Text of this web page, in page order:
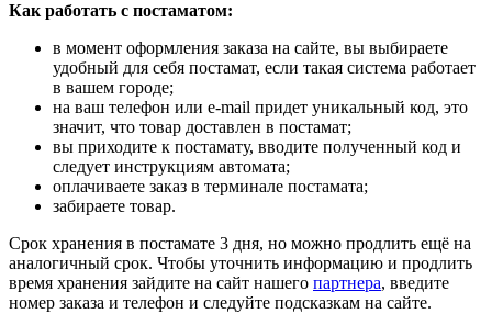
Как работать с постаматом:
в момент оформления заказа на сайте, вы выбираете
удобный для себя постамат, если такая система работает
в вашем городе;
на ваш телефон или e-mail придет уникальный код, это
значит, что товар доставлен в постамат;
вы приходите к постамату, вводите полученный код и
следует инструкциям автомата;
оплачиваете заказ в терминале постамата;
забираете товар.
Срок хранения в постамате 3 дня, но можно продлить ещё на
аналогичный срок. Чтобы уточнить информацию и продлить
время хранения зайдите на сайт нашего партнера, введите
номер заказа и телефон и следуйте подсказкам на сайте.